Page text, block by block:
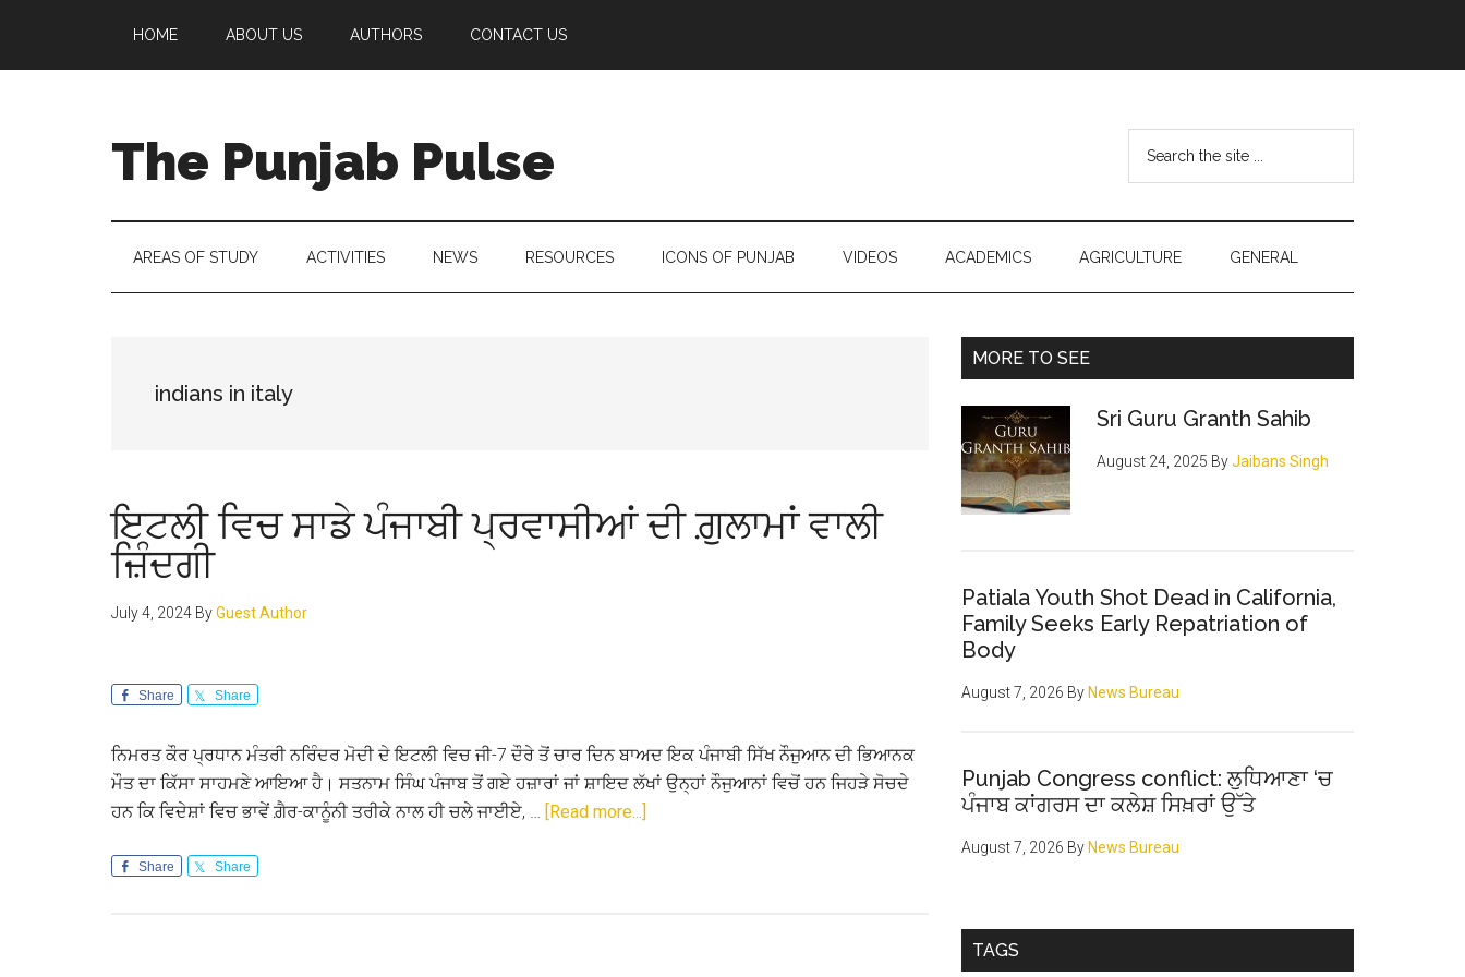
main
secondary
primary
footer
HOME ABOUT US AUTHORS CONTACT US
The Punjab Pulse
for
Socio-
...
AREAS OF STUDY ACTIVITIES NEWS RESOURCES ICONS OF PUNJAB VIDEOS ACADEMICS AGRICULTURE GENERAL
indians in italy
ਇਟਲੀ ਵਿਚ ਸਾਡੇ ਪੰਜਾਬੀ ਪ੍ਰਵਾਸੀਆਂ ਦੀ ਗ਼ੁਲਾਮਾਂ ਵਾਲੀ
ਜ਼ਿੰਦਗੀ
July 4, 2024 ByGuest Author
Share Share
ਨਿਮਰਤ ਕੌਰ ਪ੍ਰਧਾਨ ਮੰਤਰੀ ਨਰਿੰਦਰ ਮੋਦੀ ਦੇ ਇਟਲੀ ਵਿਚ ਜੀ-7 ਦੌਰੇ ਤੋਂ ਚਾਰ ਦਿਨ ਬਾਅਦ ਇਕ ਪੰਜਾਬੀ ਸਿੱਖ ਨੌਜੁਆਨ ਦੀ ਭਿਆਨਕ
ਮੌਤ ਦਾ ਕਿੱਸਾ ਸਾਹਮਣੇ ਆਇਆ ਹੈ। ਸਤਨਾਮ ਸਿੰਘ ਪੰਜਾਬ ਤੋਂ ਗਏ ਹਜ਼ਾਰਾਂ ਜਾਂ ਸ਼ਾਇਦ ਲੱਖਾਂ ਉਨ੍ਹਾਂ ਨੌਜੁਆਨਾਂ ਵਿਚੋਂ ਹਨ ਜਿਹੜੇ ਸੋਚਦੇ
ਹਨ ਕਿ ਵਿਦੇਸ਼ਾਂ ਵਿਚ ਭਾਵੇਂ ਗ਼ੈਰ-ਕਾਨੂੰਨੀ ਤਰੀਕੇ ਨਾਲ ਹੀ ਚਲੇ ਜਾਈਏ, … [Read more...]
Share Share
Primary
MORE TO SEE
Sri Guru Granth Sahib
August 24, 2025 ByJaibans Singh
Patiala Youth Shot Dead in California,
Family Seeks Early Repatriation of
Body
August 7, 2026 By News Bureau
Punjab Congress conflict: ਲੁਧਿਆਣਾ ‘ਚ
ਪੰਜਾਬ ਕਾਂਗਰਸ ਦਾ ਕਲੇਸ਼ ਸਿਖ਼ਰਾਂ ਉੱਤੇ
August 7, 2026 By News Bureau
TAGS